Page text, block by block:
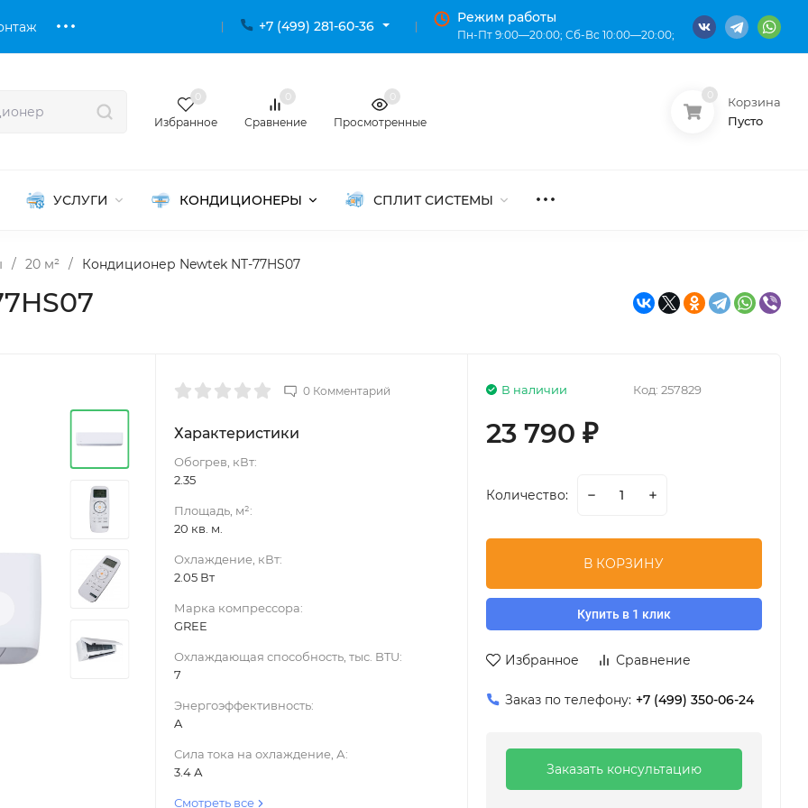
+7 (499) 281-60-36
Режим работы
Пн-Пт 9:00—20:00; Сб-Вс 10:00—20:00;
Избранное Сравнение Просмотренные
Корзина
Пусто
УСЛУГИ КОНДИЦИОНЕРЫ СПЛИТ СИСТЕМЫ
/ 20 м² / Кондиционер Newtek NT-77HS07
0 Комментарий
Характеристики
Обогрев, кВт:
2.35
Площадь, м²:
20 кв. м.
Охлаждение, кВт:
2.05 Вт
Марка компрессора:
GREE
Охлаждающая способность, тыс. BTU:
7
Энергоэффективность:
A
Сила тока на охлаждение, А:
3.4 А
Смотреть все
Код: 257829
В наличии
23 790 ₽
Количество:
В КОРЗИНУ
Купить в 1 клик
Избранное Сравнение
Заказ по телефону: +7 (499) 350-06-24
Заказать консультацию